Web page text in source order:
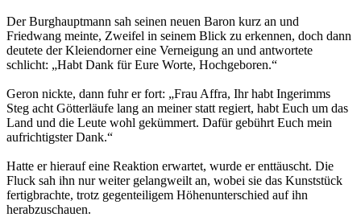
Der Burghauptmann sah seinen neuen Baron kurz an und
Friedwang meinte, Zweifel in seinem Blick zu erkennen, doch dann
deutete der Kleiendorner eine Verneigung an und antwortete
schlicht: „Habt Dank für Eure Worte, Hochgeboren.“
Geron nickte, dann fuhr er fort: „Frau Affra, Ihr habt Ingerimms
Steg acht Götterläufe lang an meiner statt regiert, habt Euch um das
Land und die Leute wohl gekümmert. Dafür gebührt Euch mein
aufrichtigster Dank.“
Hatte er hierauf eine Reaktion erwartet, wurde er enttäuscht. Die
Fluck sah ihn nur weiter gelangweilt an, wobei sie das Kunststück
fertigbrachte, trotz gegenteiligem Höhenunterschied auf ihn
herabzuschauen.